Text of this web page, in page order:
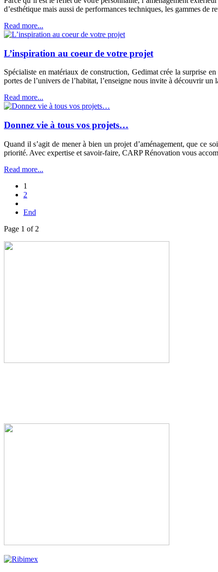
d’esthétique mais aussi de performances techniques, les gammes de
Read more...
L’inspiration au coeur de votre projet
Spécialiste en matériaux de construction, Gedimat crée la surprise
portes de l’univers de l’habitat, l’enseigne nous invite à découvrir
Read more...
Donnez vie à tous vos projets…
Quand il s’agit de mener à bien un projet d’aménagement, que ce
priorité. Avec expertise et savoir-faire, CARP Rénovation vous
Read more...
1
2
End
Page 1 of 2